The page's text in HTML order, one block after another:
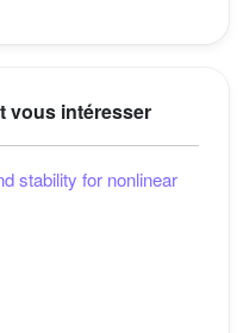
vous intéresser
stability for nonlinear